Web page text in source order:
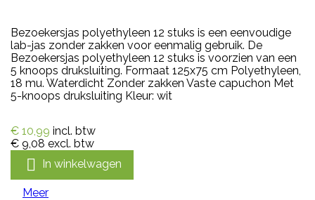
Bezoekersjas polyethyleen 12 stuks is een eenvoudige
lab-jas zonder zakken voor eenmalig gebruik. De
Bezoekersjas polyethyleen 12 stuks is voorzien van een
5 knoops druksluiting. Formaat 125x75 cm Polyethyleen,
18 mu. Waterdicht Zonder zakken Vaste capuchon Met
5-knoops druksluiting Kleur: wit
€ 10,99 incl. btw
€ 9,08 excl. btw
 In winkelwagen
Meer